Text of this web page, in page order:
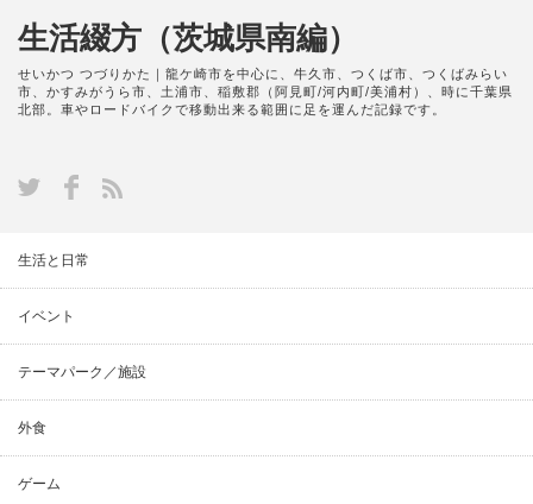
生活綴方（茨城県南編）
せいかつ つづりかた｜龍ケ崎市を中心に、牛久市、つくば市、つくばみらい
市、かすみがうら市、土浦市、稲敷郡（阿見町/河内町/美浦村）、時に千葉県
北部。車やロードバイクで移動出来る範囲に足を運んだ記録です。
生活と日常
イベント
テーマパーク／施設
外食
ゲーム